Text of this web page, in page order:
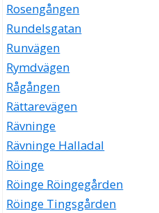
Rosengången
Rundelsgatan
Runvägen
Rymdvägen
Rågången
Rättarevägen
Rävninge
Rävninge Halladal
Röinge
Röinge Röingegården
Röinge Tingsgården